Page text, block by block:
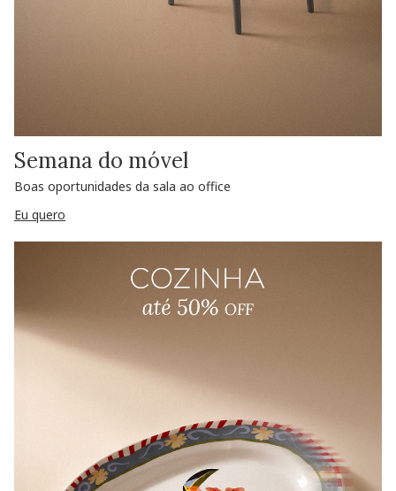
Semana do móvel
Boas oportunidades da sala ao office
Eu quero